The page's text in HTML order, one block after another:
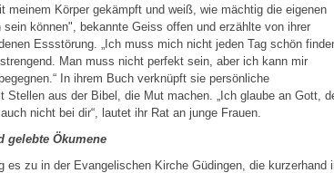
meinem Körper gekämpft und weiß, wie mächtig die eigenen
sein können", bekannte Geiss offen und erzählte von ihrer
Essstörung. „Ich muss mich nicht jeden Tag schön
Man muss nicht perfekt sein, aber ich kann mir
In ihrem Buch verknüpft sie persönliche
Stellen aus der Bibel, die Mut machen. „Ich glaube an Gott,
nicht bei dir“, lautet ihr Rat an junge Frauen.
gelebte Ökumene
es zu in der Evangelischen Kirche Güdingen, die kurzerhand